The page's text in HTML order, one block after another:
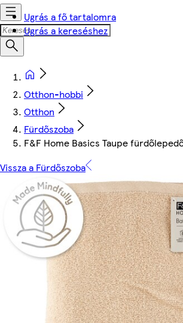
Ugrás a fő tartalomra
Ugrás a kereséshez
Otthon-hobbi
Otthon
Fürdőszoba
F&F Home Basics Taupe
Vissza a Fürdőszoba